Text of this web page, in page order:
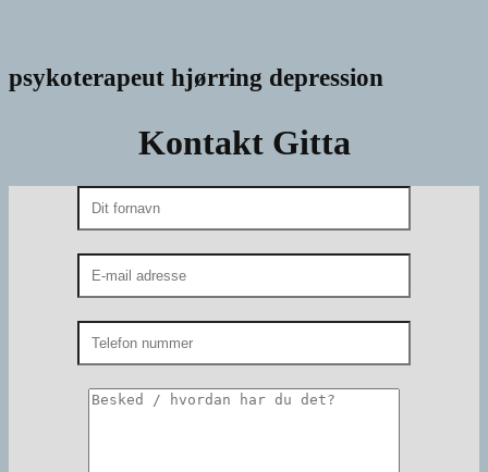
psykoterapeut hjørring depression
Kontakt Gitta